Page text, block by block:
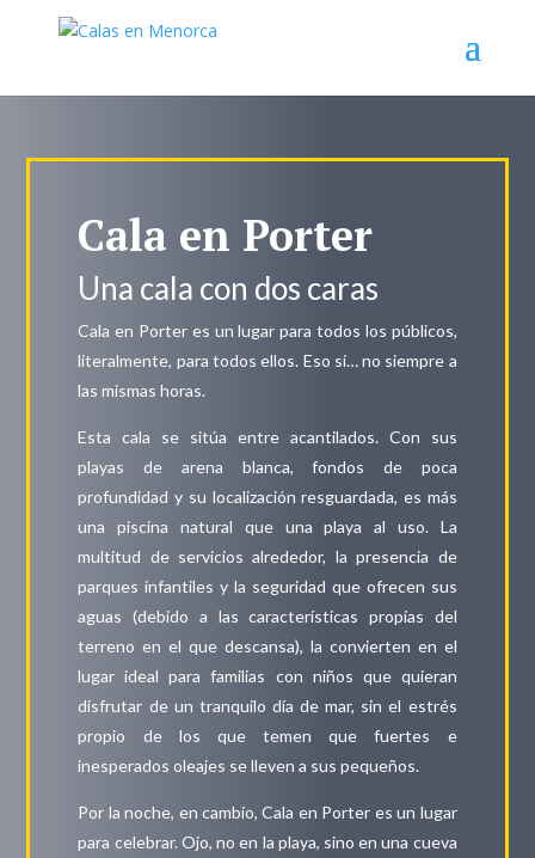
Cala en Porter
Una cala con dos caras
Cala en Porter es un lugar para todos los públicos,
literalmente, para todos ellos. Eso sí… no siempre a
las mismas horas.
Esta cala se sitúa entre acantilados. Con sus
playas de arena blanca, fondos de poca
profundidad y su localización resguardada, es más
una piscina natural que una playa al uso. La
multitud de servicios alrededor, la presencia de
parques infantiles y la seguridad que ofrecen sus
aguas (debido a las características propias del
terreno en el que descansa), la convierten en el
lugar ideal para familias con niños que quieran
disfrutar de un tranquilo día de mar, sin el estrés
propio de los que temen que fuertes e
inesperados oleajes se lleven a sus pequeños.
Por la noche, en cambio, Cala en Porter es un lugar
para celebrar. Ojo, no en la playa, sino en una cueva